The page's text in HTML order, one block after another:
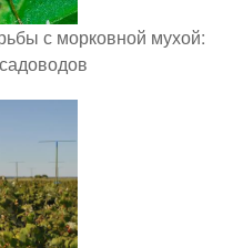
с морковной мухой: